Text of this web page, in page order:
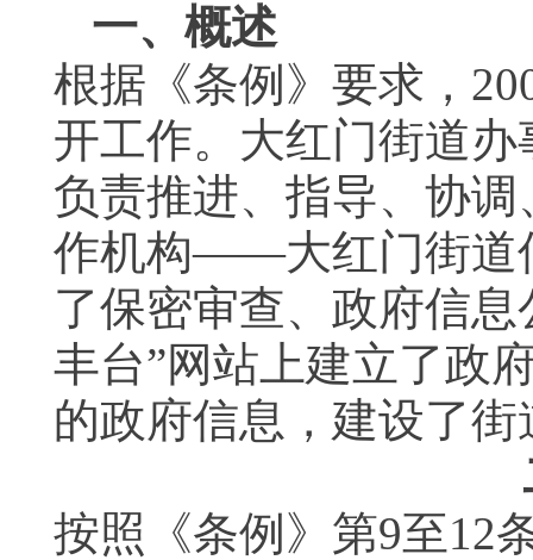
一、概述
根据《条例》要求，
开工作。大红门街道
负责推进、指导、协
作机构——大红门街道
了保密审查、政府信
丰台”网站上建立了政
的政府信息，建设了
按照《条例》第9至12